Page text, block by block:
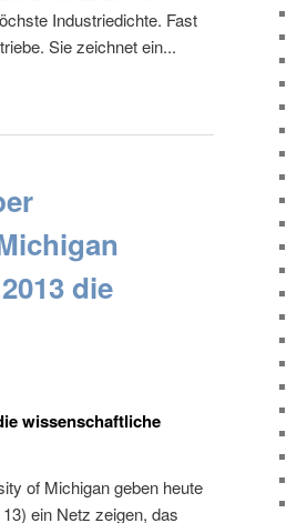
Industriedichte. Fast
Sie zeichnet ein...
die
wissenschaftliche
of Michigan geben heute
ein Netz zeigen, das